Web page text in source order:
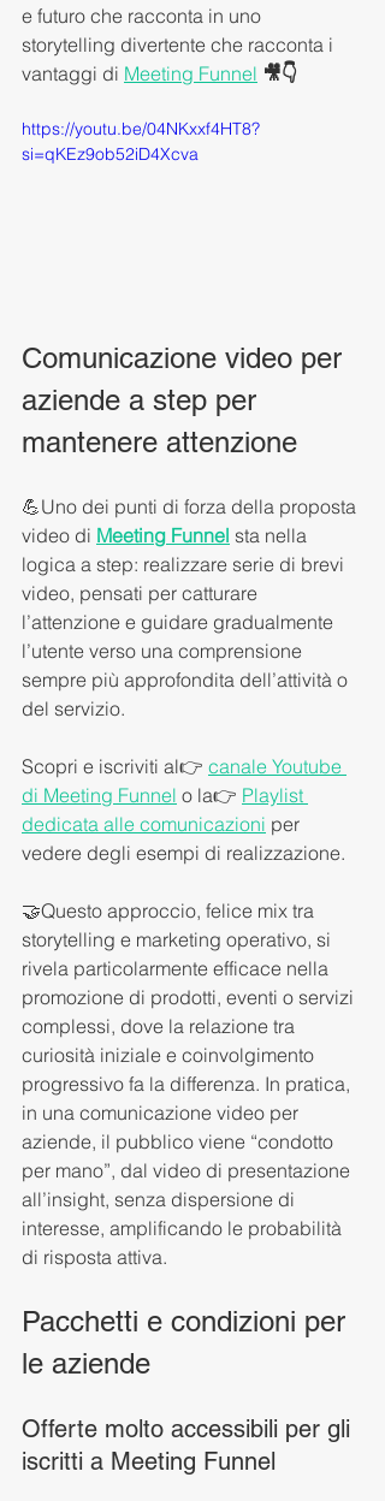
e futuro che racconta in uno
storytelling divertente che racconta i
vantaggi di Meeting Funnel 🎥👇
https://youtu.be/04NKxxf4HT8?
si=qKEz9ob52iD4Xcva
Comunicazione video per
aziende a step per
mantenere attenzione
💪Uno dei punti di forza della proposta
video di Meeting Funnel sta nella
logica a step: realizzare serie di brevi
video, pensati per catturare
l’attenzione e guidare gradualmente
l’utente verso una comprensione
sempre più approfondita dell’attività o
del servizio.
Scopri e iscriviti al👉 canale Youtube
di Meeting Funnel o la👉 Playlist
dedicata alle comunicazioni per
vedere degli esempi di realizzazione.
🤝Questo approccio, felice mix tra
storytelling e marketing operativo, si
rivela particolarmente efficace nella
promozione di prodotti, eventi o servizi
complessi, dove la relazione tra
curiosità iniziale e coinvolgimento
progressivo fa la differenza. In pratica,
in una comunicazione video per
aziende, il pubblico viene “condotto
per mano”, dal video di presentazione
all’insight, senza dispersione di
interesse, amplificando le probabilità
di risposta attiva.
Pacchetti e condizioni per
le aziende
Offerte molto accessibili per gli
iscritti a Meeting Funnel